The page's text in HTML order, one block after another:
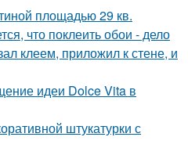
площадью 29 кв.
что поклеить обои - дело
клеем, приложил к стене, и
идеи Dolce Vita в
штукатурки с